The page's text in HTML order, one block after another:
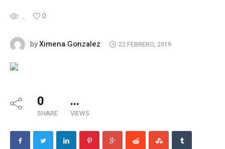
... 0
byXimena Gonzalez 22 FEBRERO, 2019
0
SHARE
...
VIEWS